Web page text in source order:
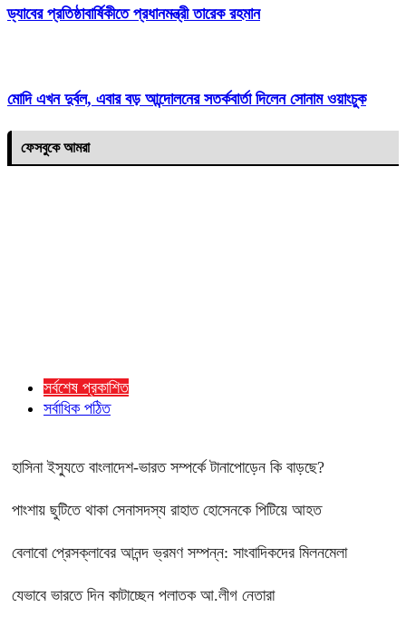
ড্যাবের প্রতিষ্ঠাবার্ষিকীতে প্রধানমন্ত্রী তারেক রহমান
মোদি এখন দুর্বল, এবার বড় আন্দোলনের সতর্কবার্তা দিলেন সোনাম ওয়াংচুক
ফেসবুকে আমরা
সর্বশেষ প্রকাশিত
সর্বাধিক পঠিত
হাসিনা ইস্যুতে বাংলাদেশ-ভারত সম্পর্কে টানাপোড়েন কি বাড়ছে?
পাংশায় ছুটিতে থাকা সেনাসদস্য রাহাত হোসেনকে পিটিয়ে আহত
বেলাবো প্রেসক্লাবের আনন্দ ভ্রমণ সম্পন্ন: সাংবাদিকদের মিলনমেলা
যেভাবে ভারতে দিন কাটাচ্ছেন পলাতক আ.লীগ নেতারা